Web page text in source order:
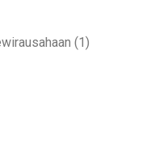
(1)